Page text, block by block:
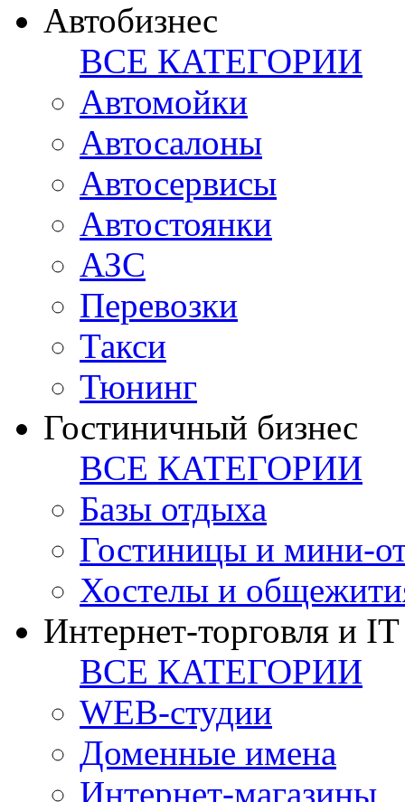
Автобизнес
ВСЕ КАТЕГОРИИ
Автомойки
Автосалоны
Автосервисы
Автостоянки
АЗС
Перевозки
Такси
Тюнинг
Гостиничный бизнес
ВСЕ КАТЕГОРИИ
Базы отдыха
Гостиницы и мини-
Хостелы и
Интернет-торговля и IT
ВСЕ КАТЕГОРИИ
WEB-студии
Доменные имена
Интернет-магазины